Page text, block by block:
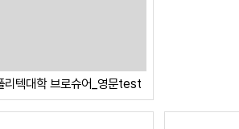
리텍대학 브로슈어_영문test